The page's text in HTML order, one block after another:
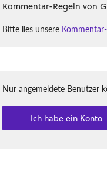
Kommentar-Regeln von
Bitte lies unsere
Nur angemeldete Benutzer
Ich habe ein Konto